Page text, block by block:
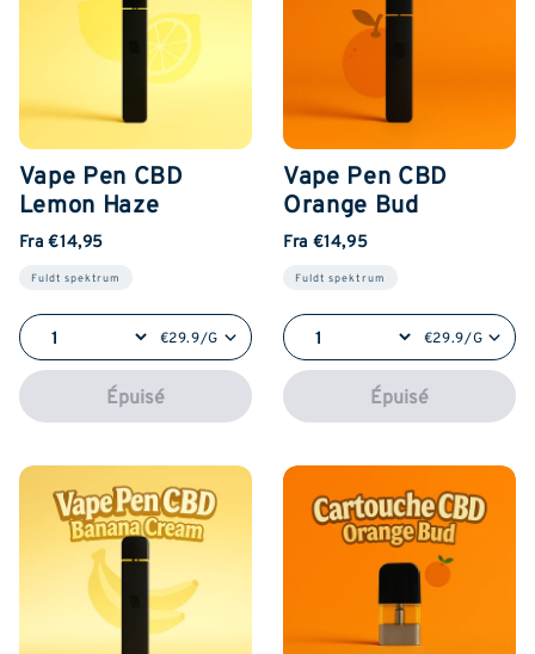
Vape Pen CBD
Lemon Haze
Fra €14,95
Fuldt spektrum
€29.9/G
Épuisé
Vape Pen CBD
Orange Bud
Fra €14,95
Fuldt spektrum
€29.9/G
Épuisé